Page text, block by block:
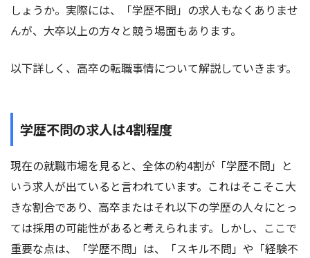
しょうか。実際には、「学歴不問」の求人もなくありませ
んが、大卒以上の方々と競う場面もあります。
以下詳しく、高卒の転職事情について解説していきます。
学歴不問の求人は4割程度
現在の就職市場を見ると、全体の約4割が「学歴不問」と
いう求人が出ていると言われています。これはそこそこ大
きな割合であり、高卒またはそれ以下の学歴の人々にとっ
ては採用の可能性があると考えられます。しかし、ここで
重要な点は、「学歴不問」は、「スキル不問」や「経験不